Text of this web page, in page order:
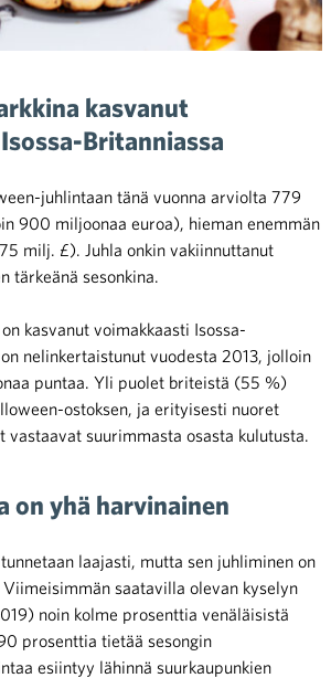
kasvanut
Britanniassa
juhlintaan tänä vuonna arviolta 779
900 miljoonaa euroa), hieman enemmän
milj. £). Juhla onkin vakiinnuttanut
tärkeänä sesonkina.
kasvanut voimakkaasti Isossa-
nelinkertaistunut vuodesta 2013, jolloin
puntaa. Yli puolet briteistä (55 %)
ostoksen, ja erityisesti nuoret
suurimmasta osasta kulutusta.
on yhä harvinainen
laajasti, mutta sen juhliminen on
saatavilla olevan kyselyn
noin kolme prosenttia venäläisistä
prosenttia tietää sesongin
esiintyy lähinnä suurkaupunkien